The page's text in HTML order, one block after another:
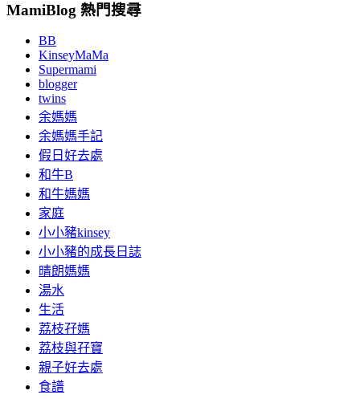
MamiBlog 熱門搜尋
BB
KinseyMaMa
Supermami
blogger
twins
余媽媽
余媽媽手記
假日好去處
和牛B
和牛媽媽
家庭
小小豬kinsey
小小豬的成長日誌
晴朗媽媽
湯水
生活
荔枝孖媽
荔枝與孖寶
親子好去處
食譜